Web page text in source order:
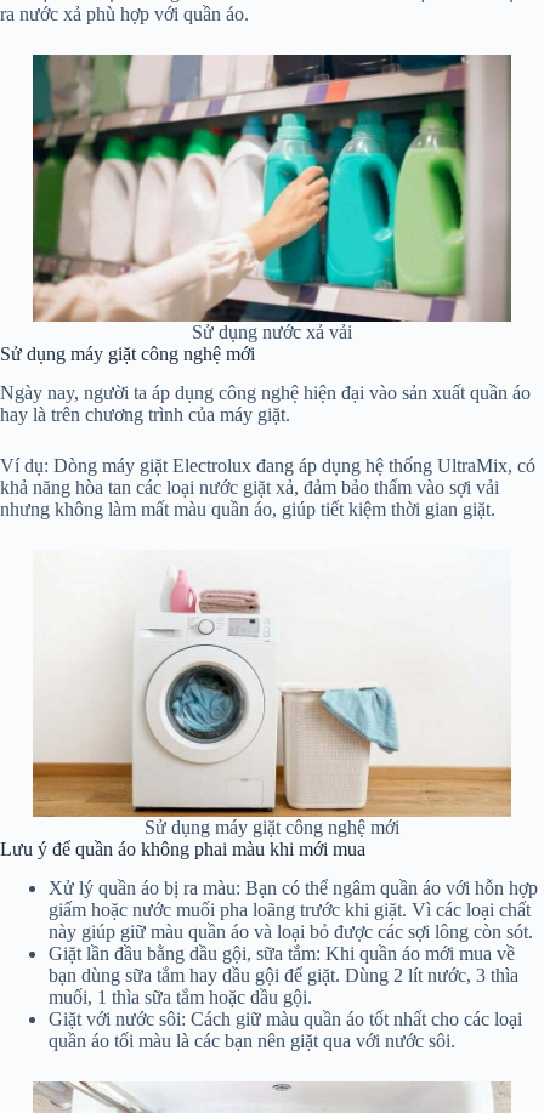
ra nước xả phù hợp với quần áo.
Sử dụng nước xả vải
Sử dụng máy giặt công nghệ mới
Ngày nay, người ta áp dụng công nghệ hiện đại vào sản xuất quần áo
hay là trên chương trình của máy giặt.
Ví dụ: Dòng máy giặt Electrolux đang áp dụng hệ thống UltraMix, có
khả năng hòa tan các loại nước giặt xả, đảm bảo thấm vào sợi vải
nhưng không làm mất màu quần áo, giúp tiết kiệm thời gian giặt.
Sử dụng máy giặt công nghệ mới
Lưu ý để quần áo không phai màu khi mới mua
Xử lý quần áo bị ra màu: Bạn có thể ngâm quần áo với hỗn hợp
giấm hoặc nước muối pha loãng trước khi giặt. Vì các loại chất
này giúp giữ màu quần áo và loại bỏ được các sợi lông còn sót.
Giặt lần đầu bằng dầu gội, sữa tắm: Khi quần áo mới mua về
bạn dùng sữa tắm hay dầu gội để giặt. Dùng 2 lít nước, 3 thìa
muối, 1 thìa sữa tắm hoặc dầu gội.
Giặt với nước sôi: Cách giữ màu quần áo tốt nhất cho các loại
quần áo tối màu là các bạn nên giặt qua với nước sôi.